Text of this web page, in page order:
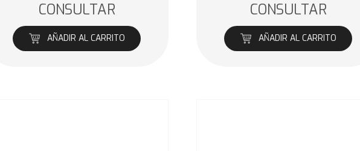
CONSULTAR
AÑADIR AL CARRITO
CONSULTAR
AÑADIR AL CARRITO